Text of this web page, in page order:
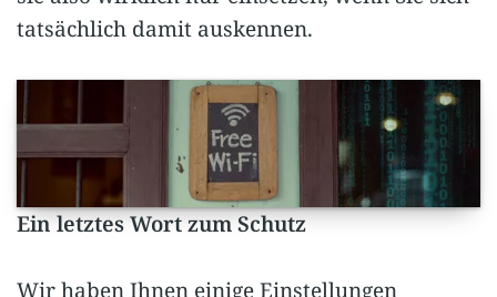
tatsächlich damit auskennen.
Ein letztes Wort zum Schutz
Wir haben Ihnen einige Einstellungen